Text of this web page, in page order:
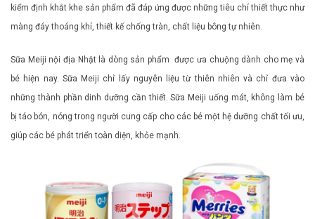
kiểm định khắt khe sản phẩm đã đáp ứng được những tiêu chí thiết thực như
màng đáy thoáng khí, thiết kế chống tràn, chất liệu bông tự nhiên.
Sữa Meiji nội địa Nhật là dòng sản phẩm được ưa chuộng dành cho mẹ và
bé hiện nay. Sữa Meiji chỉ lấy nguyên liệu từ thiên nhiên và chỉ đưa vào
những thành phần dinh dưỡng cần thiết. Sữa Meiji uống mát, không làm bé
bị táo bón, nóng trong người cung cấp cho các bé một hệ dưỡng chất tối ưu,
giúp các bé phát triển toàn diện, khỏe mạnh.